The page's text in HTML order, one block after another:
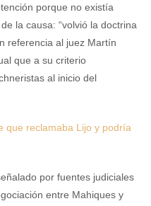
porque no existía
la causa: “volvió la doctrina
referencia al juez Martín
que a su criterio
al inicio del
que reclamaba Lijo y podría
por fuentes judiciales
entre Mahiques y